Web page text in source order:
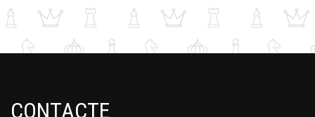
CONTACTE